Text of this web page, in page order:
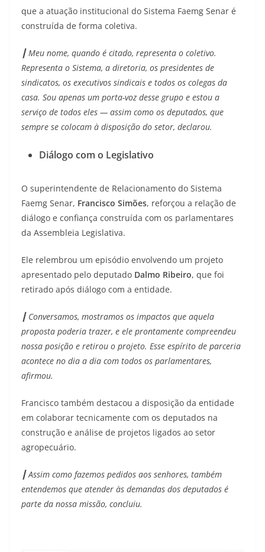
que a atuação institucional do Sistema Faemg Senar é
construída de forma coletiva.
┃ Meu nome, quando é citado, representa o coletivo.
Representa o Sistema, a diretoria, os presidentes de
sindicatos, os executivos sindicais e todos os colegas da
casa. Sou apenas um porta-voz desse grupo e estou a
serviço de todos eles — assim como os deputados, que
sempre se colocam à disposição do setor, declarou.
Diálogo com o Legislativo
O superintendente de Relacionamento do Sistema
Faemg Senar, Francisco Simões, reforçou a relação de
diálogo e confiança construída com os parlamentares
da Assembleia Legislativa.
Ele relembrou um episódio envolvendo um projeto
apresentado pelo deputado Dalmo Ribeiro, que foi
retirado após diálogo com a entidade.
┃ Conversamos, mostramos os impactos que aquela
proposta poderia trazer, e ele prontamente compreendeu
nossa posição e retirou o projeto. Esse espírito de parceria
acontece no dia a dia com todos os parlamentares,
afirmou.
Francisco também destacou a disposição da entidade
em colaborar tecnicamente com os deputados na
construção e análise de projetos ligados ao setor
agropecuário.
┃ Assim como fazemos pedidos aos senhores, também
entendemos que atender às demandas dos deputados é
parte da nossa missão, concluiu.